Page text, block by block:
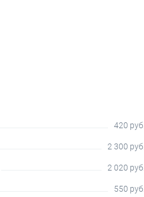
420 руб.
2 300 руб.
2 020 руб.
550 руб.